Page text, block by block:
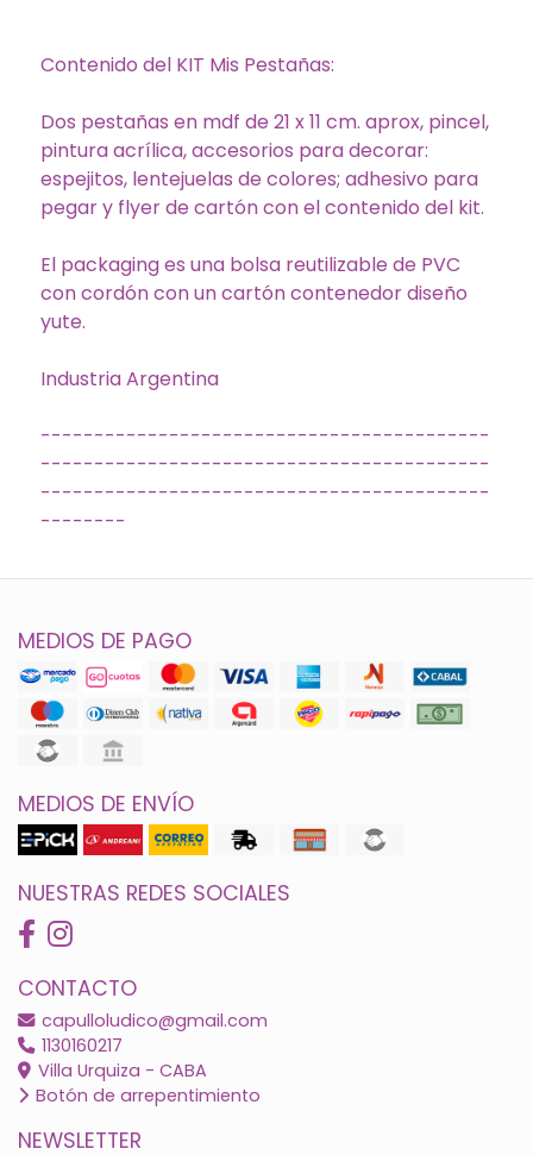
Contenido del KIT Mis Pestañas:
Dos pestañas en mdf de 21 x 11 cm. aprox, pincel,
pintura acrílica, accesorios para decorar:
espejitos, lentejuelas de colores; adhesivo para
pegar y flyer de cartón con el contenido del kit.
El packaging es una bolsa reutilizable de PVC
con cordón con un cartón contenedor diseño
yute.
Industria Argentina
------------------------------------------
------------------------------------------
------------------------------------------
--------
MEDIOS DE PAGO
MEDIOS DE ENVÍO
NUESTRAS REDES SOCIALES
CONTACTO
capulloludico@gmail.com
1130160217
Villa Urquiza - CABA
Botón de arrepentimiento
NEWSLETTER